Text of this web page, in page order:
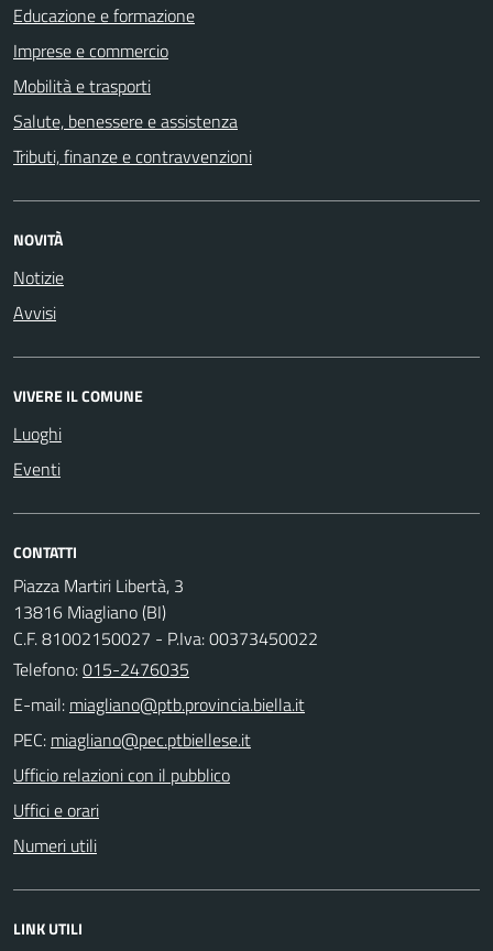
Educazione e formazione
Imprese e commercio
Mobilità e trasporti
Salute, benessere e assistenza
Tributi, finanze e contravvenzioni
NOVITÀ
Notizie
Avvisi
VIVERE IL COMUNE
Luoghi
Eventi
CONTATTI
Piazza Martiri Libertà, 3
13816 Miagliano (BI)
C.F. 81002150027 - P.Iva: 00373450022
Telefono:015-2476035
E-mail:
PEC:
Ufficio relazioni con il pubblico
Uffici e orari
Numeri utili
LINK UTILI